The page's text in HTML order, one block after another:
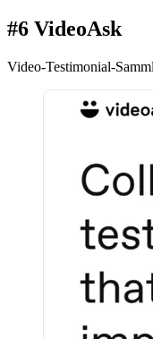
#6 VideoAsk
Video-Testimonial-